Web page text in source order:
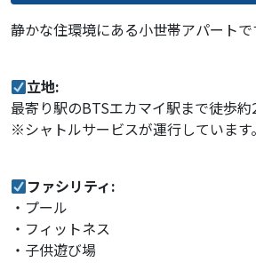
静かな住環境にある小世帯アパートで
立地:
最寄り駅のBTSエカマイ駅まで徒歩約
※シャトルサービスが運行しています。
ファシリティ:
・プール
・フィットネス
・子供遊び場